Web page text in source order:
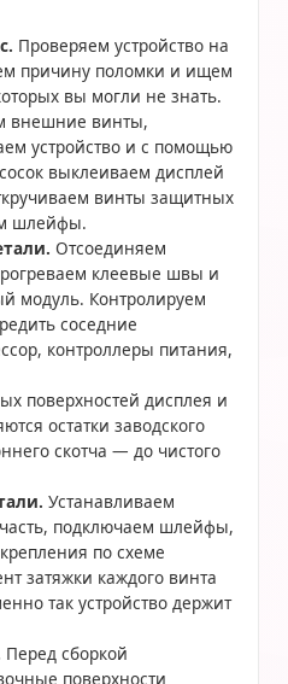
Проверяем устройство на
причину поломки и ищем
вы могли не знать.
внешние винты,
устройство и с помощью
выклеиваем дисплей
винты защитных
шлейфы.
Отсоединяем
клеевые швы и
модуль. Контролируем
соседние
контроллеры питания,
поверхностей дисплея и
остатки заводского
скотча — до чистого
Устанавливаем
подключаем шлейфы,
по схеме
затяжки каждого винта
так устройство держит
Перед сборкой
поверхности